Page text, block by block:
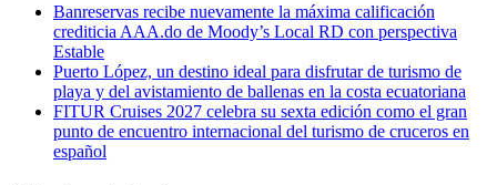
Banreservas recibe nuevamente la máxima calificación
crediticia AAA.do de Moody’s Local RD con perspectiva
Estable
Puerto López, un destino ideal para disfrutar de turismo de
playa y del avistamiento de ballenas en la costa ecuatoriana
FITUR Cruises 2027 celebra su sexta edición como el gran
punto de encuentro internacional del turismo de cruceros en
español